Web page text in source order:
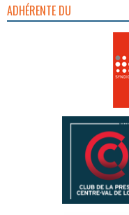
ADHÉRENTE DU